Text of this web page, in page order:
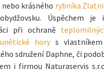
nebo krásného rybníka
Úspěchem
při ochraně
horys
sdružení Daphne, či
i firmou Naturaservis